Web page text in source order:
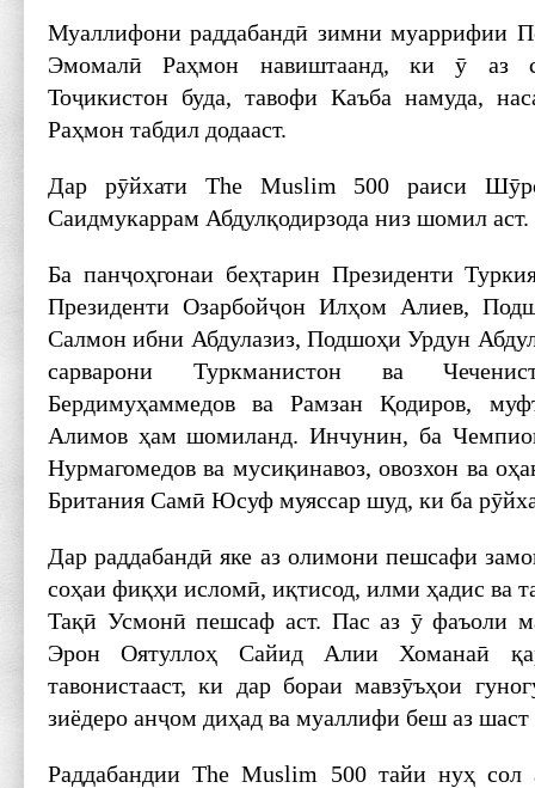
Муаллифони раддабандӣ зимни муаррифии
Эмомалӣ Раҳмон навиштаанд, ки ӯ аз
Тоҷикистон буда, тавофи Каъба намуда,
Раҳмон табдил додааст.
Дар рӯйхати The Muslim 500 раиси
Саидмукаррам Абдулқодирзода низ шомил аст.
Ба панҷоҳгонаи беҳтарин Президенти
Президенти Озарбойҷон Илҳом Алиев,
Салмон ибни Абдулазиз, Подшоҳи Урдун
сарварони Туркманистон ва
Бердимуҳаммедов ва Рамзан Қодиров,
Алимов ҳам шомиланд. Инчунин, ба
Нурмагомедов ва мусиқинавоз, овозхон ва
Британия Самӣ Юсуф муяссар шуд, ки ба
Дар раддабандӣ яке аз олимони пешсафи
соҳаи фиқҳи исломӣ, иқтисод, илми ҳадис ва
Тақӣ Усмонӣ пешсаф аст. Пас аз ӯ фаъоли
Эрон Оятуллоҳ Сайид Алии Хоманаӣ
тавонистааст, ки дар бораи мавзӯъҳои
зиёдеро анҷом диҳад ва муаллифи беш аз
Раддабандии The Muslim 500 тайи нуҳ сол